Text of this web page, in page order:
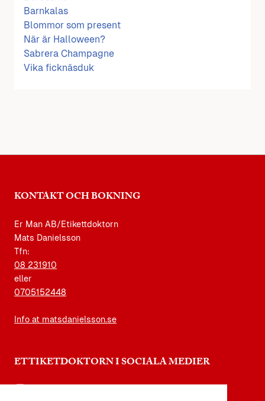
Barnkalas
Blommor som present
När är Halloween?
Sabrera Champagne
Vika ficknäsduk
KONTAKT OCH BOKNING
Er Man AB/Etikettdoktorn
Mats Danielsson
Tfn:
08 231910
eller
0705152448
Info at matsdanielsson.se
ETTIKETDOKTORN I SOCIALA MEDIER